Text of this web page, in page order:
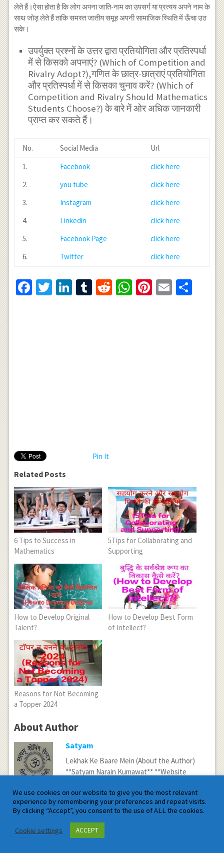
लेते हैं।ऐसा होता है कि लोग अपना जाति-नाम का उपसर्ग या प्रत्यय अपने नाम के
साथ जोड़ लेते हैं ताकि समस्त जातीय समूह अपनी सामाजिक स्थिति में ऊँचा उठ
सके।
उपर्युक्त प्रश्नों के उत्तर द्वारा प्रतियोगिता और प्रतिस्पर्धा
में से किसको अपनाएं? (Which of Competition and
Rivalry Adopt?),गणित के छात्र-छात्राएं प्रतियोगिता
और प्रतिस्पर्धा में से किसका चुनाव करें? (Which of
Competition and Rivalry Should Mathematics
Students Choose?) के बारे में ओर अधिक जानकारी
प्राप्त कर सकते हैं।
No. Social Media
Url
1.
Facebook
click here
2.
you tube
click here
3.
Instagram
click here
4.
Linkedin
click here
5.
Facebook Page
click here
6.
Twitter click here
Facebook
Twitter
LinkedIn
Tumblr
RedditWhatsApp
Pinterest
Email
Pin It
Related Posts
6 Tips to Success in
Mathematics
5Tips for Collaborating and
Supporting
How to Develop Original
Talent?
How to Develop Best Form
of Intellect?
Reasons for Not Becoming
a Topper 2024
About Author
Satyam
Lekhak Ke Baare Mein (About the Author)
**Satyam Narain Kumawat** **Website
*Owner:satyamcoachingcentre.in*
*Sthan:Manoharpur,Jaipur (Rajasthan)* **Teaching
Mathematics aur Anya Anubhav** ***Shiksha:**B.sc.,B.Ed.,
(M.sc. star Ke Mathematics Ko Padhane ka
Anubhav),B.com.,M.com. Ke vishayon Ko Padhane ka
We use cookies on our website to give you the most relevant
experience by remembering your preferences and repeat visits.
By clicking “Accept”, you consent to the use of ALL the cookies.
Cookie settings ACCEPT